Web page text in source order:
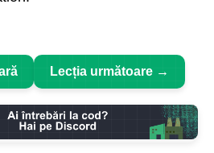
Lecția următoare →